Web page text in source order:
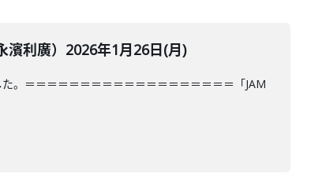
濱利廣）2026年1月26日(月)
。＝＝＝＝＝＝＝＝＝＝＝＝＝＝＝＝＝＝＝「JAM